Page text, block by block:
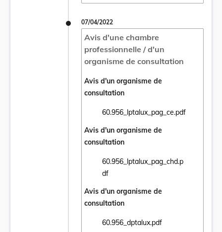
07/04/2022
Avis d'une chambre
professionnelle / d'un
organisme de consultation
Avis d'un organisme de
consultation
60.956_lptalux_pag_ce.pdf
Ouvrir le document
Avis d'un organisme de
consultation
60.956_lptalux_pag_chd.p
df
Ouvrir le document
Avis d'un organisme de
consultation
60.956_dptalux.pdf
Ouvrir le document 60.956_dptalux.pdf